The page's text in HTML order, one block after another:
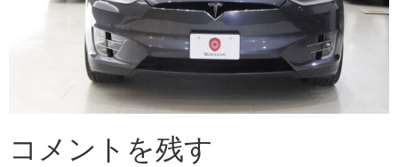
コメントを残す